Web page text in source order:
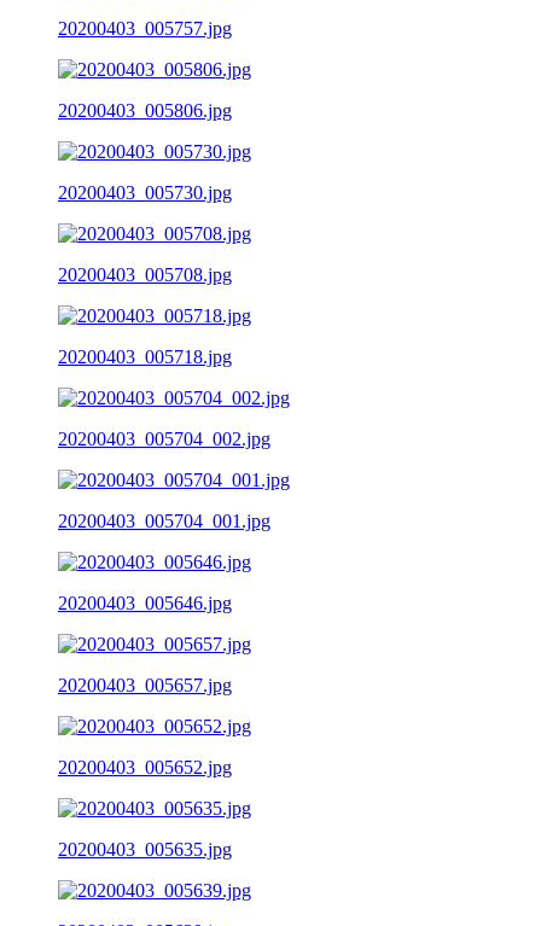
20200403_005757.jpg
20200403_005806.jpg
20200403_005730.jpg
20200403_005708.jpg
20200403_005718.jpg
20200403_005704_002.jpg
20200403_005704_001.jpg
20200403_005646.jpg
20200403_005657.jpg
20200403_005652.jpg
20200403_005635.jpg